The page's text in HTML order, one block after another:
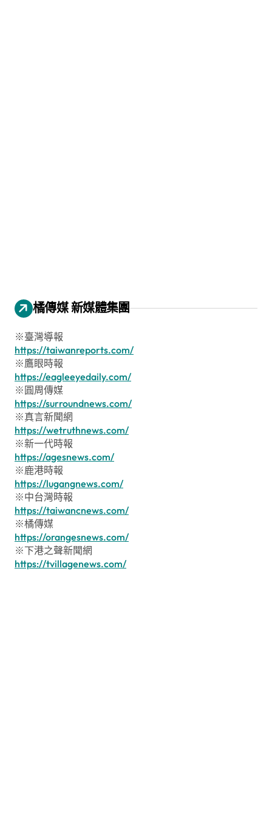
橘傳媒 新媒體集團
※臺灣導報
https://taiwanreports.com/
※鷹眼時報
https://eagleeyedaily.com/
※圓周傳媒
https://surroundnews.com/
※真言新聞網
https://wetruthnews.com/
※新一代時報
https://agesnews.com/
※鹿港時報
https://lugangnews.com/
※中台灣時報
https://taiwancnews.com/
※橘傳媒
https://orangesnews.com/
※下港之聲新聞網
https://tvillagenews.com/